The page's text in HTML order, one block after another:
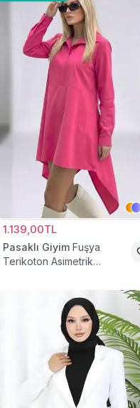
1.139,00TL
Pasaklı Giyim Fuşya
Terikoton Asimetrik